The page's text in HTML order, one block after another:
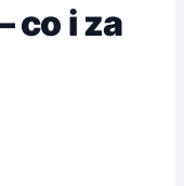
co i za